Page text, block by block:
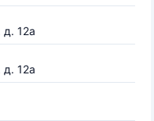
д. 12а
д. 12а